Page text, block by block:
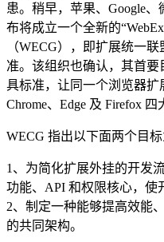
患。稍早，苹果、Google
布将成立一个全新的
（WECG），即扩展统一
准。该组织也确认，其首
具标准，让同一个浏览器扩
Chrome、Edge 及 Firefox 四
WECG 指出以下面两个目标
1、为简化扩展外挂的开发
功能、API 和权限核心，使
2、制定一种能够提高效能
的共同架构。